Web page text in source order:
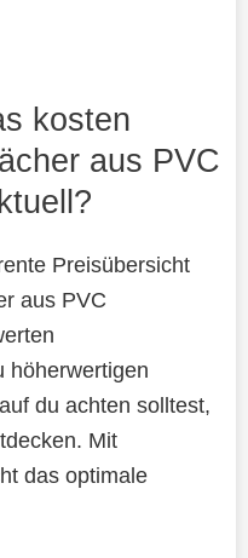
kosten
aus PVC
Preisübersicht
aus PVC
höherwertigen
du achten solltest,
Mit
das optimale